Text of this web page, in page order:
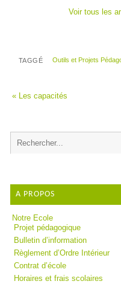
Voir tous les
TAGGÉ Outils et Projets
«Les capacités
A PROPOS
Notre Ecole
Projet pédagogique
Bulletin d’information
Règlement d’Ordre Intérieur
Contrat d’école
Horaires et frais scolaires